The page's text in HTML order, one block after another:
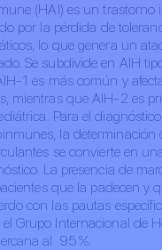
(HAI) es un trastorno
por la pérdida de
lo que genera un
Se subdivide en AIH
1 es más común y
mientras que AIH-2 es
Para el
la determinación
se convierte en
La presencia de
que la padecen y
con las pautas
Grupo Internacional de
al 95 %.